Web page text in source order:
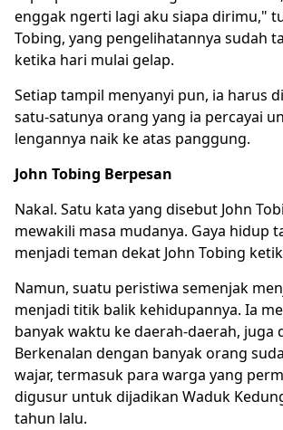
enggak ngerti lagi aku siapa dirimu,"
Tobing, yang pengelihatannya sudah
ketika hari mulai gelap.
Setiap tampil menyanyi pun, ia harus
satu-satunya orang yang ia percayai
lengannya naik ke atas panggung.
John Tobing Berpesan
Nakal. Satu kata yang disebut John
mewakili masa mudanya. Gaya hidup
menjadi teman dekat John Tobing
Namun, suatu peristiwa semenjak
menjadi titik balik kehidupannya. Ia
banyak waktu ke daerah-daerah, juga
Berkenalan dengan banyak orang
wajar, termasuk para warga yang
digusur untuk dijadikan Waduk
tahun lalu.